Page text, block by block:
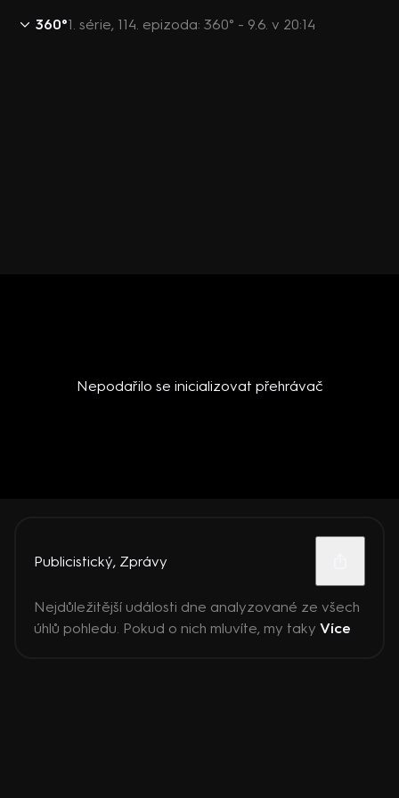
360°1. série, 114. epizoda: 360° - 9.6. v 20:14
Nepodařilo se inicializovat přehrávač
Publicistický, Zprávy
Nejdůležitější události dne analyzované ze všech
úhlů pohledu. Pokud o nich mluvíte, my taky Více